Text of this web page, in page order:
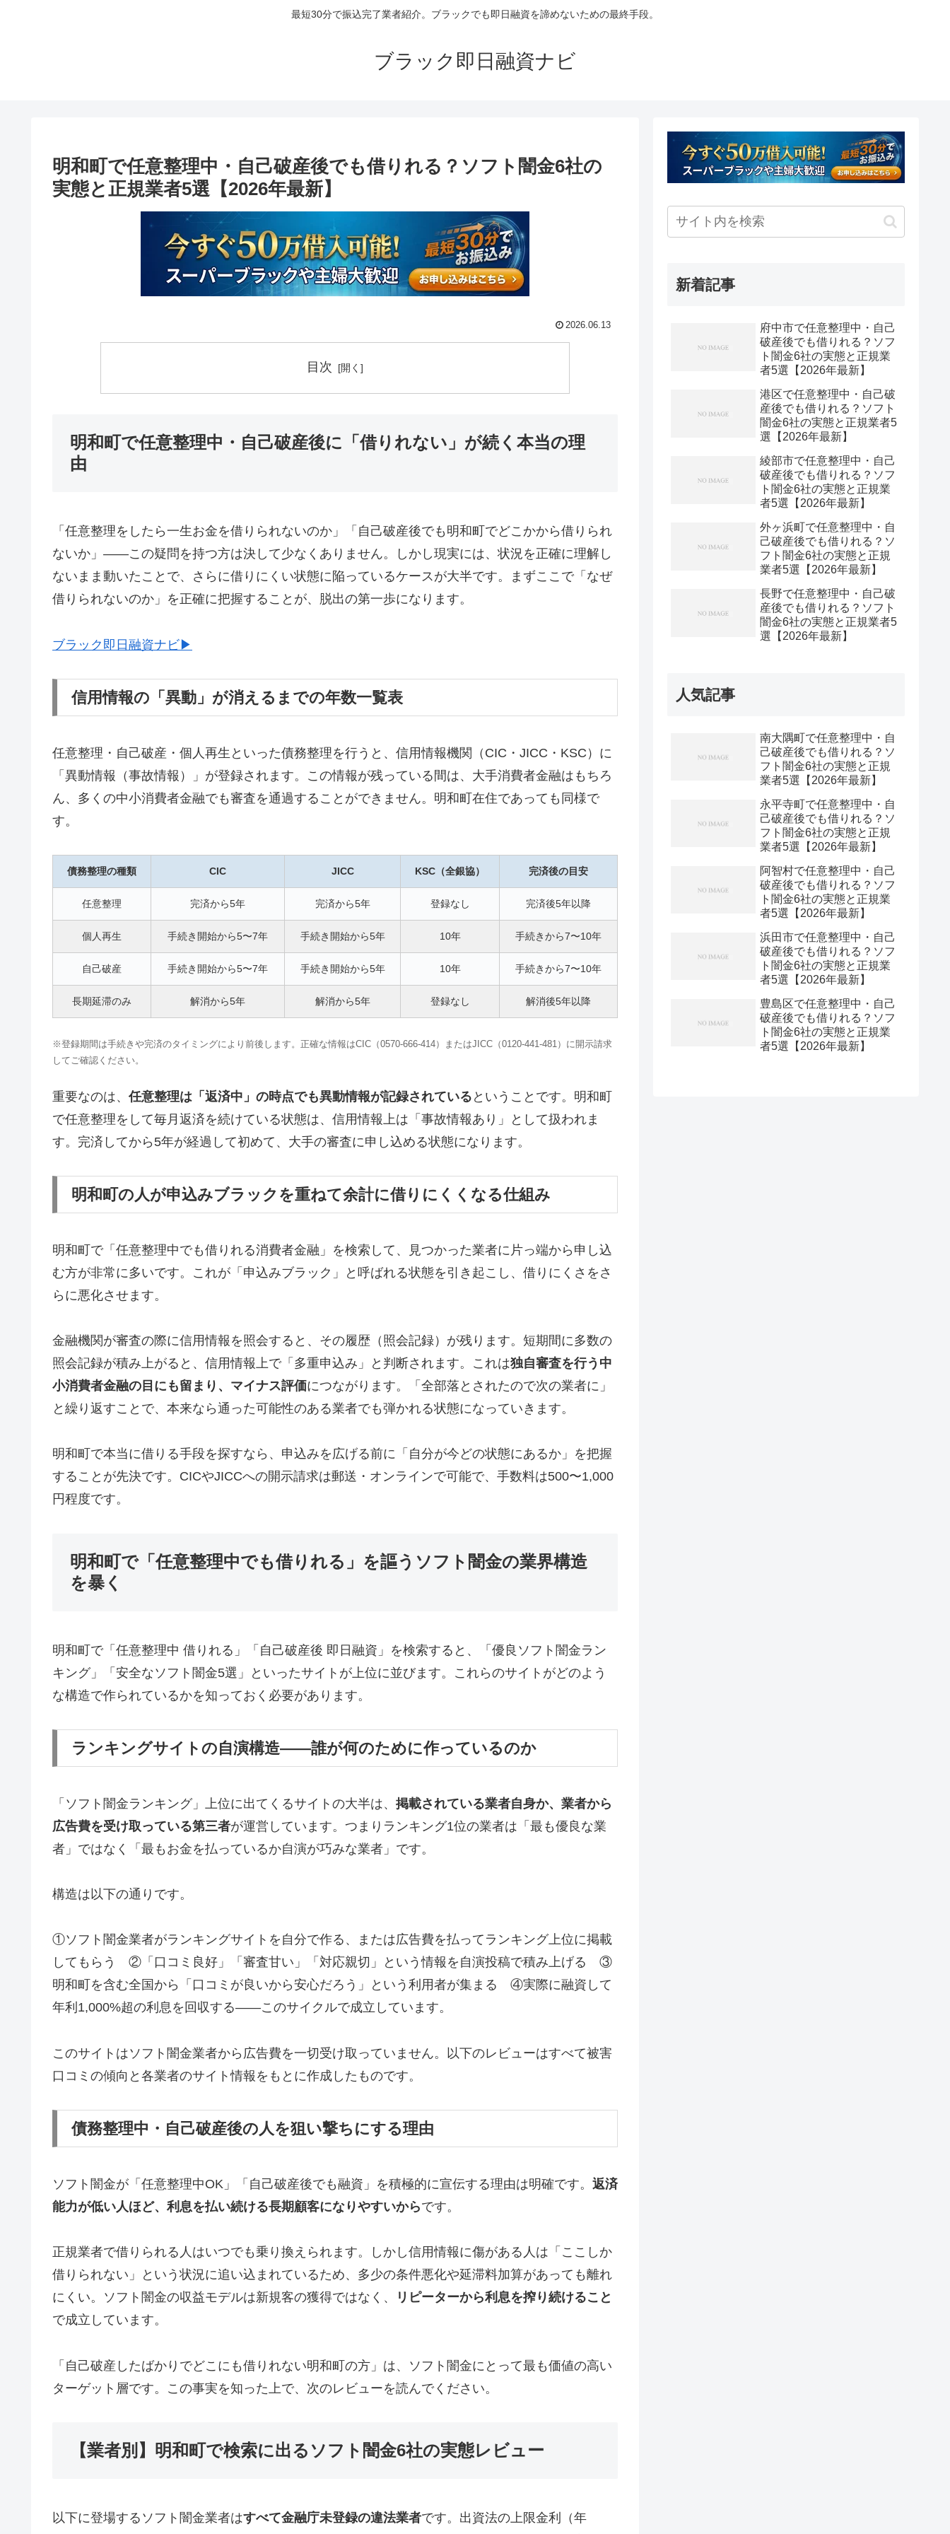
最短30分で振込完了業者紹介。ブラックでも即日融資を諦めないための最終手段。
ブラック即日融資ナビ
明和町で任意整理中・自己破産後でも借りれる？ソフト闇金6社の
実態と正規業者5選【2026年最新】
2026.06.13
目次
明和町で任意整理中・自己破産後に「借りれない」が続く本当の理
由
「任意整理をしたら一生お金を借りられないのか」「自己破産後でも明和町でどこかから借りられ
ないか」——この疑問を持つ方は決して少なくありません。しかし現実には、状況を正確に理解し
ないまま動いたことで、さらに借りにくい状態に陥っているケースが大半です。まずここで「なぜ
借りられないのか」を正確に把握することが、脱出の第一歩になります。
ブラック即日融資ナビ▶
信用情報の「異動」が消えるまでの年数一覧表
任意整理・自己破産・個人再生といった債務整理を行うと、信用情報機関（CIC・JICC・KSC）に
「異動情報（事故情報）」が登録されます。この情報が残っている間は、大手消費者金融はもちろ
ん、多くの中小消費者金融でも審査を通過することができません。明和町在住であっても同様で
す。
債務整理の種類 CIC JICC KSC（全銀協） 完済後の目安
任意整理 完済から5年 完済から5年 登録なし 完済後5年以降
個人再生 手続き開始から5〜7年 手続き開始から5年 10年 手続きから7〜10年
自己破産 手続き開始から5〜7年 手続き開始から5年 10年 手続きから7〜10年
長期延滞のみ 解消から5年 解消から5年 登録なし 解消後5年以降
※登録期間は手続きや完済のタイミングにより前後します。正確な情報はCIC（0570-666-414）またはJICC（0120-441-481）に開示請求
してご確認ください。
重要なのは、 任意整理は「返済中」の時点でも異動情報が記録されている ということです。明和町
で任意整理をして毎月返済を続けている状態は、信用情報上は「事故情報あり」として扱われま
す。完済してから5年が経過して初めて、大手の審査に申し込める状態になります。
明和町の人が申込みブラックを重ねて余計に借りにくくなる仕組み
明和町で「任意整理中でも借りれる消費者金融」を検索して、見つかった業者に片っ端から申し込
む方が非常に多いです。これが「申込みブラック」と呼ばれる状態を引き起こし、借りにくさをさ
らに悪化させます。
金融機関が審査の際に信用情報を照会すると、その履歴（照会記録）が残ります。短期間に多数の
照会記録が積み上がると、信用情報上で「多重申込み」と判断されます。これは独自審査を行う中
小消費者金融の目にも留まり、マイナス評価につながります。「全部落とされたので次の業者に」
と繰り返すことで、本来なら通った可能性のある業者でも弾かれる状態になっていきます。
明和町で本当に借りる手段を探すなら、申込みを広げる前に「自分が今どの状態にあるか」を把握
することが先決です。CICやJICCへの開示請求は郵送・オンラインで可能で、手数料は500〜1,000
円程度です。
明和町で「任意整理中でも借りれる」を謳うソフト闇金の業界構造
を暴く
明和町で「任意整理中 借りれる」「自己破産後 即日融資」を検索すると、「優良ソフト闇金ラン
キング」「安全なソフト闇金5選」といったサイトが上位に並びます。これらのサイトがどのよう
な構造で作られているかを知っておく必要があります。
ランキングサイトの自演構造——誰が何のために作っているのか
「ソフト闇金ランキング」上位に出てくるサイトの大半は、 掲載されている業者自身か、業者から
広告費を受け取っている第三者が運営しています。つまりランキング1位の業者は「最も優良な業
者」ではなく「最もお金を払っているか自演が巧みな業者」です。
構造は以下の通りです。
①ソフト闇金業者がランキングサイトを自分で作る、または広告費を払ってランキング上位に掲載
してもらう ②「口コミ良好」「審査甘い」「対応親切」という情報を自演投稿で積み上げる ③
明和町を含む全国から「口コミが良いから安心だろう」という利用者が集まる ④実際に融資して
年利1,000%超の利息を回収する——このサイクルで成立しています。
このサイトはソフト闇金業者から広告費を一切受け取っていません。以下のレビューはすべて被害
口コミの傾向と各業者のサイト情報をもとに作成したものです。
債務整理中・自己破産後の人を狙い撃ちにする理由
ソフト闇金が「任意整理中OK」「自己破産後でも融資」を積極的に宣伝する理由は明確です。 返済
能力が低い人ほど、利息を払い続ける長期顧客になりやすいからです。
正規業者で借りられる人はいつでも乗り換えられます。しかし信用情報に傷がある人は「ここしか
借りられない」という状況に追い込まれているため、多少の条件悪化や延滞料加算があっても離れ
にくい。ソフト闇金の収益モデルは新規客の獲得ではなく、
リピーターから利息を搾り続けること
で成立しています。
「自己破産したばかりでどこにも借りれない明和町の方」は、ソフト闇金にとって最も価値の高い
ターゲット層です。この事実を知った上で、次のレビューを読んでください。
【業者別】明和町で検索に出るソフト闇金6社の実態レビュー
以下に登場するソフト闇金業者はすべて金融庁未登録の違法業者です。出資法の上限金利（年
新着記事
府中市で任意整理中・自己
破産後でも借りれる？ソフ
ト闇金6社の実態と正規業
者5選【2026年最新】
港区で任意整理中・自己破
産後でも借りれる？ソフト
闇金6社の実態と正規業者5
選【2026年最新】
綾部市で任意整理中・自己
破産後でも借りれる？ソフ
ト闇金6社の実態と正規業
者5選【2026年最新】
外ヶ浜町で任意整理中・自
己破産後でも借りれる？ソ
フト闇金6社の実態と正規
業者5選【2026年最新】
長野で任意整理中・自己破
産後でも借りれる？ソフト
闇金6社の実態と正規業者5
選【2026年最新】
人気記事
南大隅町で任意整理中・自
己破産後でも借りれる？ソ
フト闇金6社の実態と正規
業者5選【2026年最新】
永平寺町で任意整理中・自
己破産後でも借りれる？ソ
フト闇金6社の実態と正規
業者5選【2026年最新】
阿智村で任意整理中・自己
破産後でも借りれる？ソフ
ト闇金6社の実態と正規業
者5選【2026年最新】
浜田市で任意整理中・自己
破産後でも借りれる？ソフ
ト闇金6社の実態と正規業
者5選【2026年最新】
豊島区で任意整理中・自己
破産後でも借りれる？ソフ
ト闇金6社の実態と正規業
者5選【2026年最新】